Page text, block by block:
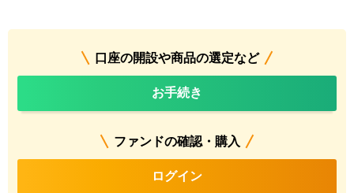
口座の開設や商品の選定など
お手続き
ファンドの確認・購入
ログイン